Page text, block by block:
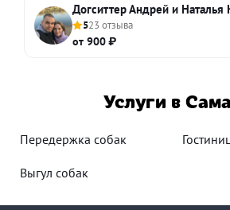
Догситтер Андрей и Наталья
523 отзыва
от 900 ₽
Услуги в
Передержка собак
Выгул собак